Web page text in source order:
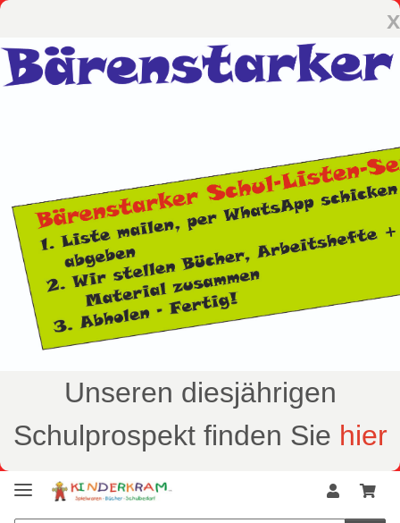
x
Unseren diesjährigen
Schulprospekt finden Sie hier